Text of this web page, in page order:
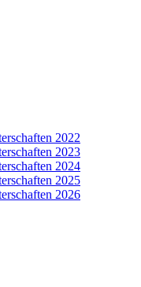
2022
2023
2024
2025
2026